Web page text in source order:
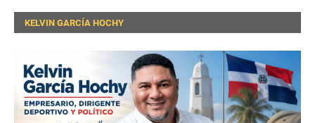
KELVIN GARCÍA HOCHY